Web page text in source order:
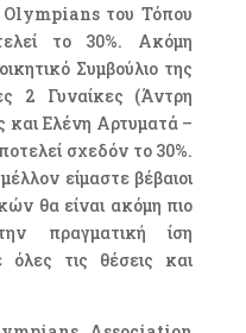
Olympians του Τόπου
το 30%. Ακόμη
Συμβούλιο της
2 Γυναίκες (Άντρη
και Ελένη Αρτυματά –
σχεδόν το 30%.
είμαστε βέβαιοι
θα είναι ακόμη πιο
πραγματική ίση
τις θέσεις και